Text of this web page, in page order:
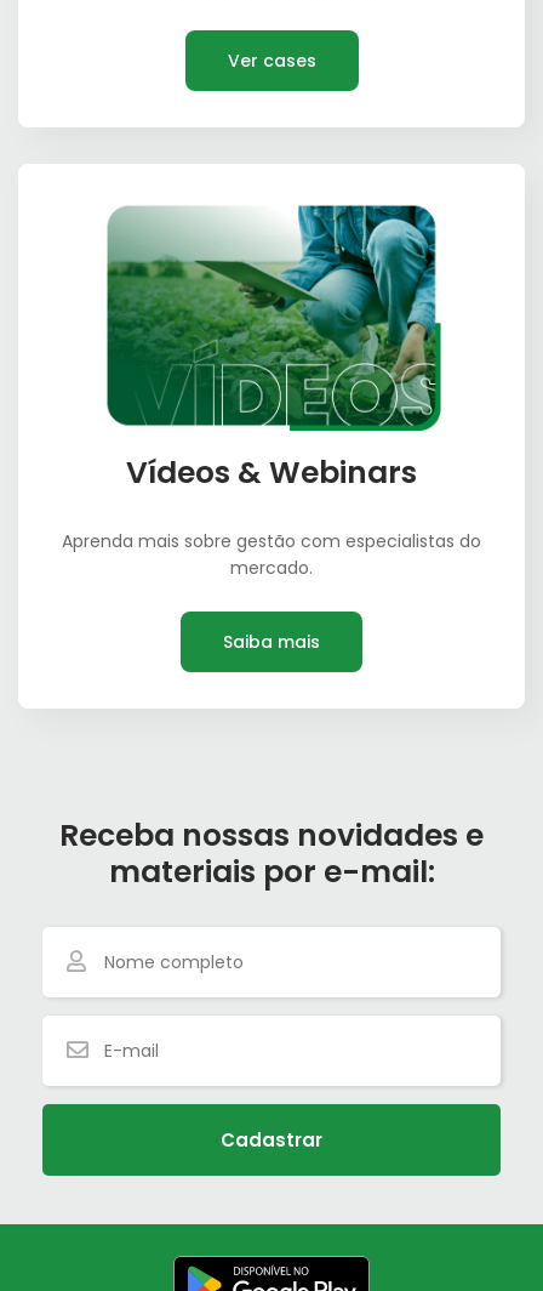
Ver cases
Vídeos & Webinars
Aprenda mais sobre gestão com especialistas do
mercado.
Saiba mais
Receba nossas novidades e
materiais por e-mail:
Cadastrar